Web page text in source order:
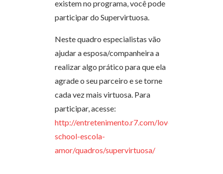
existem no programa, você pode
participar do Supervirtuosa.
Neste quadro especialistas vão
ajudar a esposa/companheira a
realizar algo prático para que ela
agrade o seu parceiro e se torne
cada vez mais virtuosa. Para
participar, acesse:
http://entretenimento.r7.com/love-
school-escola-
amor/quadros/supervirtuosa/